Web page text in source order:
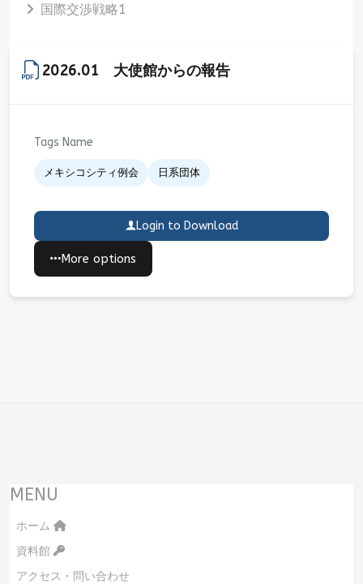
国際交渉戦略1
2026.01 大使館からの報告
Tags Name
メキシコシティ例会 日系団体
Login to Download
More options
MENU
ホーム
資料館
アクセス・問い合わせ